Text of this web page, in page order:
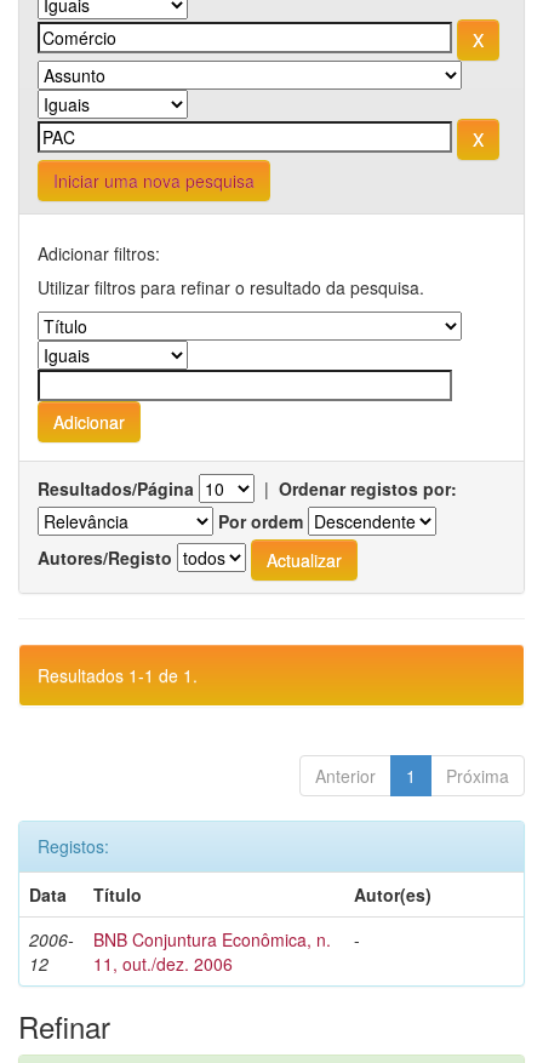
Iniciar uma nova pesquisa
Adicionar filtros:
Utilizar filtros para refinar o resultado da pesquisa.
Resultados/Página | Ordenar registos por:
Por ordem
Autores/Registo
Resultados 1-1 de 1.
Anterior 1 Próxima
Registos:
Data
Título
Autor(es)
2006-
12
BNB Conjuntura Econômica, n.
11, out./dez. 2006
-
Refinar